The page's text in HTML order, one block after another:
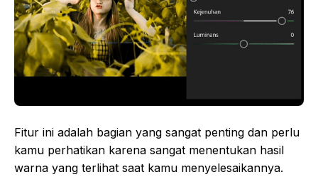
Fitur ini adalah bagian yang sangat penting dan perlu
kamu perhatikan karena sangat menentukan hasil
warna yang terlihat saat kamu menyelesaikannya.